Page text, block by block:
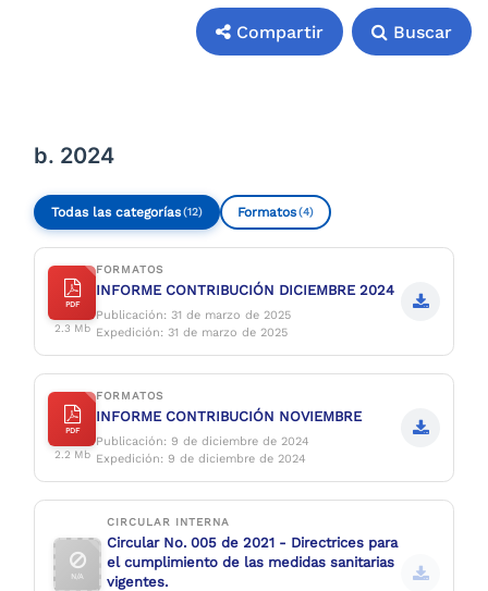
Compartir Buscar
b. 2024
Todas las categorías(12) Formatos(4)
PDF
2.3 Mb
FORMATOS
INFORME CONTRIBUCIÓN DICIEMBRE 2024
Publicación: 31 de marzo de 2025
Expedición: 31 de marzo de 2025
PDF
2.2 Mb
FORMATOS
INFORME CONTRIBUCIÓN NOVIEMBRE
Publicación: 9 de diciembre de 2024
Expedición: 9 de diciembre de 2024
N/A
CIRCULAR INTERNA
Circular No. 005 de 2021 - Directrices para
el cumplimiento de las medidas sanitarias
vigentes.